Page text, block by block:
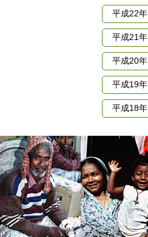
平成22年
平成21年
平成20年
平成19年
平成18年